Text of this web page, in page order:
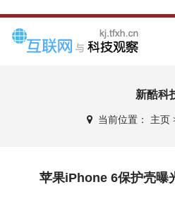
新酷科
当前位置： 主页
苹果iPhone 6保护壳曝